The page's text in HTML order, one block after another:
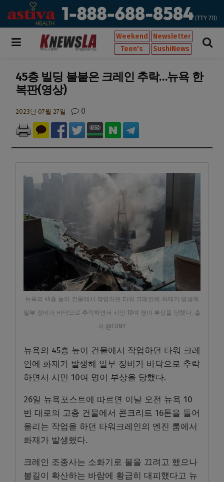
Weekend
Newsletter
Teen's
SushiNews
45층 빌딩 불붙은 크레인 추락…뉴욕 한
복판(영상)
2023년 07월 27일 0
뉴욕의 45층 높이 건물에서 작업하던 타워 크레인에 화재가 발생해
일부 장비가 바닥으로 추락하면서 시민 10여 명이 부상을 당했다. 출
처 @FDNY
뉴욕의 45층 높이 건물에서 작업하던 타워 크레
인에 화재가 발생해 일부 장비가 바닥으로 추락
하면서 시민 10여 명이 부상을 당했다.
26일 뉴욕포스트에 따르면 이날 오전 뉴욕 10
번 대로의 고층 건물에서 콘크리트 16톤을 들어
올리는 작업을 하던 타워크레인의 엔진 룸에서
화재가 발생했다.
크레인 조종사는 소화기로 불을 끄려고 했으나
불길이 확산하는 바람에 황급히 대피했다고 뉴